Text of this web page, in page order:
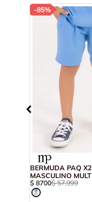
-85%
BERMUDA PAQ
MASCULINO
100503
$ 8700$ 57.999